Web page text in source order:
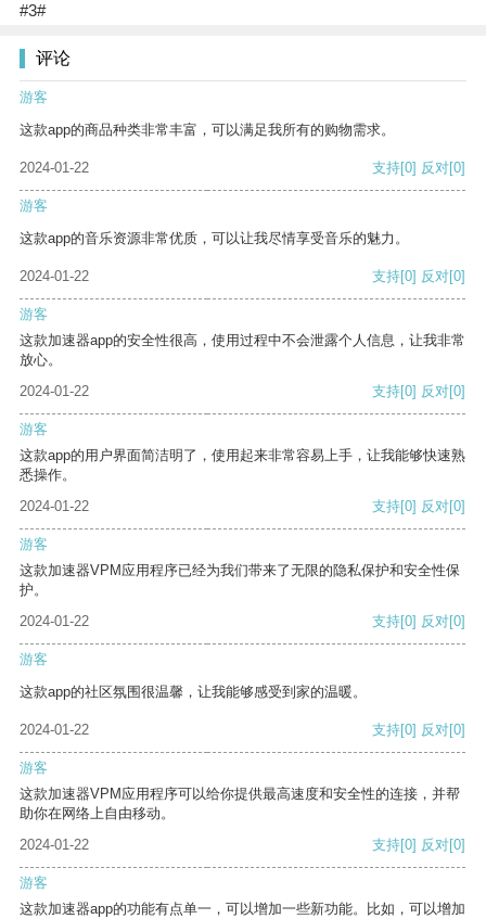
#3#
评论
游客
这款app的商品种类非常丰富，可以满足我所有的购物需求。
2024-01-22 支持[0] 反对[0]
游客
这款app的音乐资源非常优质，可以让我尽情享受音乐的魅力。
2024-01-22 支持[0] 反对[0]
游客
这款加速器app的安全性很高，使用过程中不会泄露个人信息，让我非常
放心。
2024-01-22
支持[0] 反对[0]
游客
这款app的用户界面简洁明了，使用起来非常容易上手，让我能够快速熟
悉操作。
2024-01-22
支持[0] 反对[0]
游客
这款加速器VPM应用程序已经为我们带来了无限的隐私保护和安全性保
护。
2024-01-22
支持[0] 反对[0]
游客
这款app的社区氛围很温馨，让我能够感受到家的温暖。
2024-01-22 支持[0] 反对[0]
游客
这款加速器VPM应用程序可以给你提供最高速度和安全性的连接，并帮
助你在网络上自由移动。
2024-01-22
支持[0] 反对[0]
游客
这款加速器app的功能有点单一，可以增加一些新功能。比如，可以增加